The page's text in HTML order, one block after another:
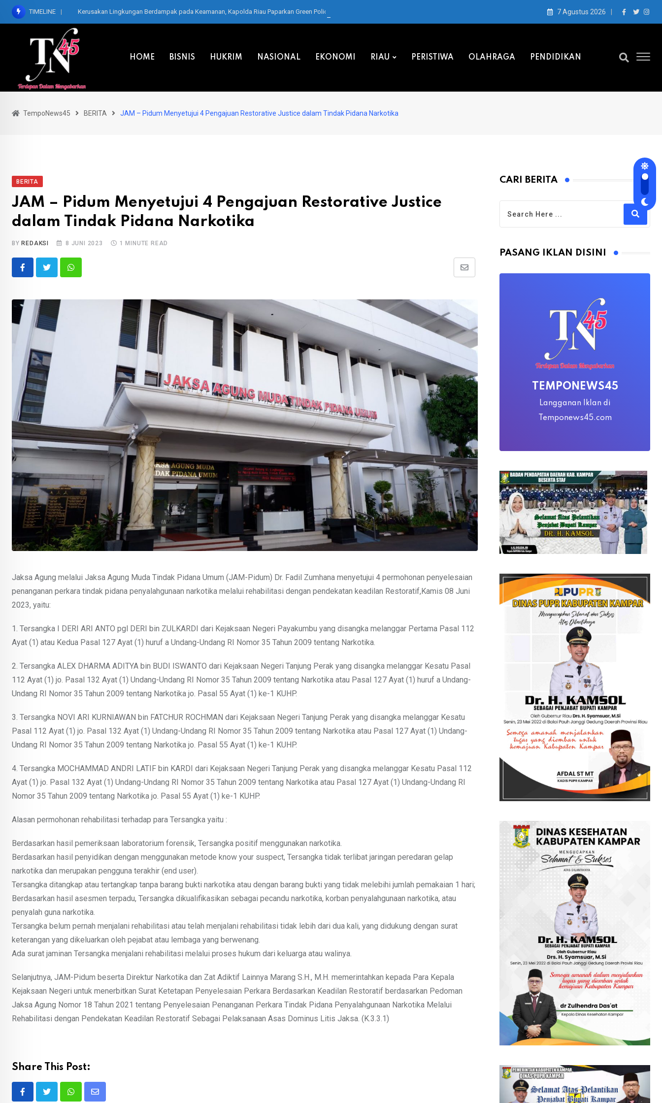
Skip
TIMELINE Kerusakan Lingkungan Berdampak pada Keamanan, Kapolda Riau Paparkan Green Policing di Forum IMT-GT 7 Agustus 2026
HOME BISNIS HUKRIM NASIONAL EKONOMI RIAU PERISTIWA OLAHRAGA PENDIDIKAN
TempoNews45 BERITA JAM – Pidum Menyetujui 4 Pengajuan Restorative Justice dalam Tindak Pidana Narkotika
BERITA
JAM – Pidum Menyetujui 4 Pengajuan Restorative Justice
dalam Tindak Pidana Narkotika
BY REDAKSI 8 JUNI 2023 1 MINUTE READ
Whatsapp
Share
Jaksa Agung melalui Jaksa Agung Muda Tindak Pidana Umum (JAM-Pidum) Dr. Fadil Zumhana menyetujui 4 permohonan penyelesaian
penanganan perkara tindak pidana penyalahgunaan narkotika melalui rehabilitasi dengan pendekatan keadilan Restoratif,Kamis 08 Juni
2023, yaitu:
1. Tersangka I DERI ARI ANTO pgl DERI bin ZULKARDI dari Kejaksaan Negeri Payakumbu yang disangka melanggar Pertama Pasal 112
Ayat (1) atau Kedua Pasal 127 Ayat (1) huruf a Undang-Undang RI Nomor 35 Tahun 2009 tentang Narkotika.
2. Tersangka ALEX DHARMA ADITYA bin BUDI ISWANTO dari Kejaksaan Negeri Tanjung Perak yang disangka melanggar Kesatu Pasal
112 Ayat (1) jo. Pasal 132 Ayat (1) Undang-Undang RI Nomor 35 Tahun 2009 tentang Narkotika atau Pasal 127 Ayat (1) huruf a Undang-
Undang RI Nomor 35 Tahun 2009 tentang Narkotika jo. Pasal 55 Ayat (1) ke-1 KUHP.
3. Tersangka NOVI ARI KURNIAWAN bin FATCHUR ROCHMAN dari Kejaksaan Negeri Tanjung Perak yang disangka melanggar Kesatu
Pasal 112 Ayat (1) jo. Pasal 132 Ayat (1) Undang-Undang RI Nomor 35 Tahun 2009 tentang Narkotika atau Pasal 127 Ayat (1) Undang-
Undang RI Nomor 35 Tahun 2009 tentang Narkotika jo. Pasal 55 Ayat (1) ke-1 KUHP.
4. Tersangka MOCHAMMAD ANDRI LATIF bin KARDI dari Kejaksaan Negeri Tanjung Perak yang disangka melanggar Kesatu Pasal 112
Ayat (1) jo. Pasal 132 Ayat (1) Undang-Undang RI Nomor 35 Tahun 2009 tentang Narkotika atau Pasal 127 Ayat (1) Undang-Undang RI
Nomor 35 Tahun 2009 tentang Narkotika jo. Pasal 55 Ayat (1) ke-1 KUHP.
Alasan permohonan rehabilitasi terhadap para Tersangka yaitu :
Berdasarkan hasil pemeriksaan laboratorium forensik, Tersangka positif menggunakan narkotika.
Berdasarkan hasil penyidikan dengan menggunakan metode know your suspect, Tersangka tidak terlibat jaringan peredaran gelap
narkotika dan merupakan pengguna terakhir (end user).
Tersangka ditangkap atau tertangkap tanpa barang bukti narkotika atau dengan barang bukti yang tidak melebihi jumlah pemakaian 1 hari;
Berdasarkan hasil asesmen terpadu, Tersangka dikualifikasikan sebagai pecandu narkotika, korban penyalahgunaan narkotika, atau
penyalah guna narkotika.
Tersangka belum pernah menjalani rehabilitasi atau telah menjalani rehabilitasi tidak lebih dari dua kali, yang didukung dengan surat
keterangan yang dikeluarkan oleh pejabat atau lembaga yang berwenang.
Ada surat jaminan Tersangka menjalani rehabilitasi melalui proses hukum dari keluarga atau walinya.
Selanjutnya, JAM-Pidum beserta Direktur Narkotika dan Zat Adiktif Lainnya Marang S.H., M.H. memerintahkan kepada Para Kepala
Kejaksaan Negeri untuk menerbitkan Surat Ketetapan Penyelesaian Perkara Berdasarkan Keadilan Restoratif berdasarkan Pedoman
Jaksa Agung Nomor 18 Tahun 2021 tentang Penyelesaian Penanganan Perkara Tindak Pidana Penyalahgunaan Narkotika Melalui
Rehabilitasi dengan Pendekatan Keadilan Restoratif Sebagai Pelaksanaan Asas Dominus Litis Jaksa. (K.3.3.1)
Share This Post:
WhatsappShare
CARI BERITA
PASANG IKLAN DISINI
TEMPONEWS45
Langganan Iklan di
Temponews45.com